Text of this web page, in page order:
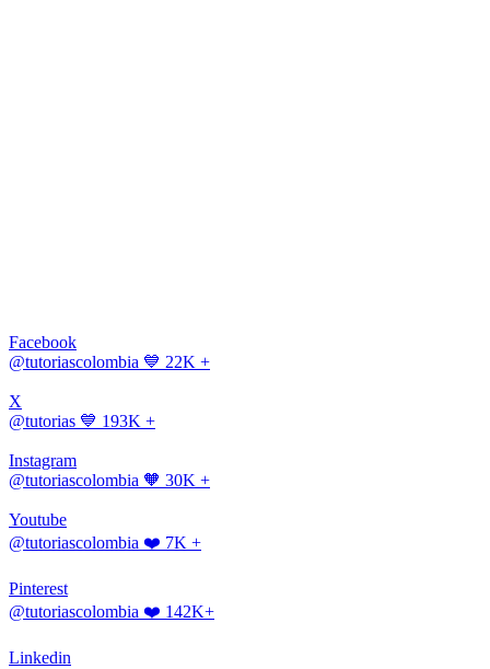
Facebook
@tutoriascolombia 💙 22K +
X
@tutorias 💙 193K +
Instagram
@tutoriascolombia 🧡 30K +
Youtube
@tutoriascolombia ❤️ 7K +
Pinterest
@tutoriascolombia ❤️ 142K+
Linkedin